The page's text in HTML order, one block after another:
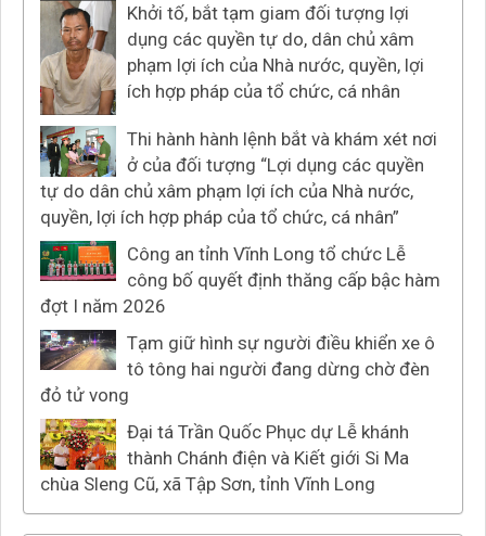
Khởi tố, bắt tạm giam đối tượng lợi
dụng các quyền tự do, dân chủ xâm
phạm lợi ích của Nhà nước, quyền, lợi
ích hợp pháp của tổ chức, cá nhân
Thi hành hành lệnh bắt và khám xét nơi
ở của đối tượng “Lợi dụng các quyền
tự do dân chủ xâm phạm lợi ích của Nhà nước,
quyền, lợi ích hợp pháp của tổ chức, cá nhân”
Công an tỉnh Vĩnh Long tổ chức Lễ
công bố quyết định thăng cấp bậc hàm
đợt I năm 2026
Tạm giữ hình sự người điều khiển xe ô
tô tông hai người đang dừng chờ đèn
đỏ tử vong
Đại tá Trần Quốc Phục dự Lễ khánh
thành Chánh điện và Kiết giới Si Ma
chùa Sleng Cũ, xã Tập Sơn, tỉnh Vĩnh Long